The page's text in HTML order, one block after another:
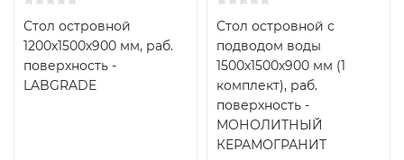
Стол островной
1200х1500х900 мм, раб.
поверхность -
LABGRADE
Стол островной с
подводом воды
1500х1500х900 мм (1
комплект), раб.
поверхность -
МОНОЛИТНЫЙ
КЕРАМОГРАНИТ